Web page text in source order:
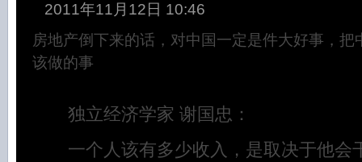
2011年11月12日 10:46
房地产倒下来的话，对中国一定是件大好事，把
该做的事
独立经济学家 谢国忠：
一个人该有多少收入，是取决于他会